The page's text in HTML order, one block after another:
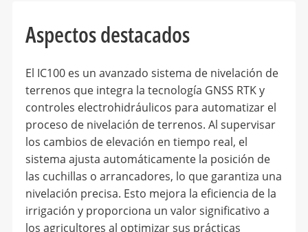
Aspectos destacados
El IC100 es un avanzado sistema de nivelación de
terrenos que integra la tecnología GNSS RTK y
controles electrohidráulicos para automatizar el
proceso de nivelación de terrenos. Al supervisar
los cambios de elevación en tiempo real, el
sistema ajusta automáticamente la posición de
las cuchillas o arrancadores, lo que garantiza una
nivelación precisa. Esto mejora la eficiencia de la
irrigación y proporciona un valor significativo a
los agricultores al optimizar sus prácticas